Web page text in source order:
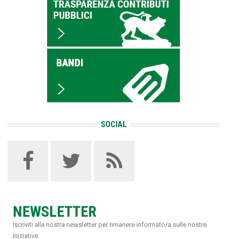
SOCIAL
NEWSLETTER
Iscriviti alla nostra newsletter per rimanere informato/a sulle nostre
iniziative.